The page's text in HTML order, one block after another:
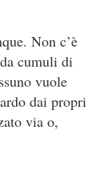
Non c’è
cumuli di
vuole
dai propri
via o,